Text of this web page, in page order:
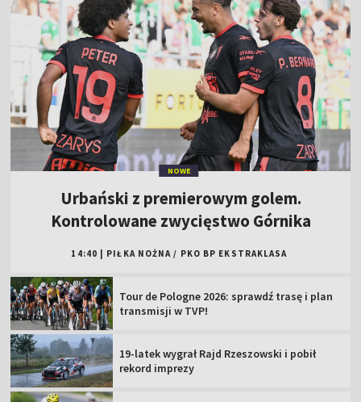
NOWE
Urbański z premierowym golem.
Kontrolowane zwycięstwo Górnika
14:40 PIŁKA NOŻNA / PKO BP EKSTRAKLASA
Tour de Pologne 2026: sprawdź trasę i plan
transmisji w TVP!
19-latek wygrał Rajd Rzeszowski i pobił
rekord imprezy